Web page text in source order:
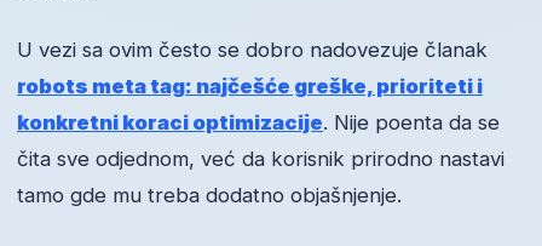
U vezi sa ovim često se dobro nadovezuje članak
robots meta tag: najčešće greške, prioriteti i
konkretni koraci optimizacije. Nije poenta da se
čita sve odjednom, već da korisnik prirodno nastavi
tamo gde mu treba dodatno objašnjenje.